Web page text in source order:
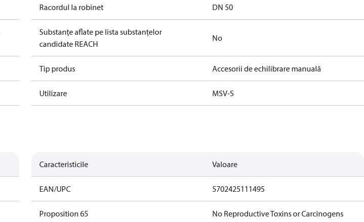
Racordul la robinet DN 50
Substanțe aflate pe lista substanțelor
candidate REACH
No
Tip produs Accesorii de echilibrare manuală
Utilizare MSV-S
Caracteristicile Valoare
EAN/UPC 5702425111495
Proposition 65 No Reproductive Toxins or Carcinogens